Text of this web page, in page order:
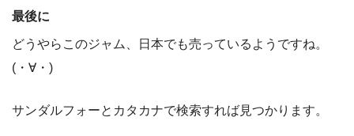
最後に
どうやらこのジャム、日本でも売っているようですね。
(・∀・)
サンダルフォーとカタカナで検索すれば見つかります。